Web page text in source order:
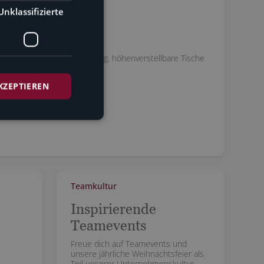
zur privaten Nutzung, höhenverstellbare Tische
Teamkultur
Inspirierende
Teamevents
Freue dich auf Teamevents und
unsere jährliche Weihnachtsfeier als